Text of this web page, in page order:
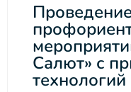
Проведение
Салют» с
технологий